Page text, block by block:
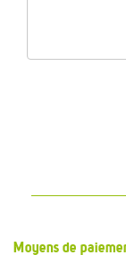
Moyens de